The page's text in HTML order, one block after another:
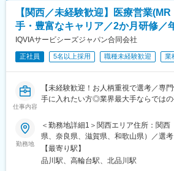
変更の範囲：会社の定める業務
配属後は担当マネージャーが丁寧に支
みや、キャリア形成の相談等、伴走者と
す。また知識・スキルレベルを上げる
しています。
（3）明確な評価制度
手当もアップします。つまり、やりが
る報酬制度になっています。
入社後は希望や経験に応じたプロジェ
ロジェクトが気に入り、メーカーから
ーカーに転籍することも可能です。オ
としても、別のプロジェクトにチャレ
もできます。また、定期的な面談を通じ
【関西／未経験歓迎】医療営業
手・豊富なキャリア／2か月研修／
IQVIAサービシーズジャパン合同会社
正社員 5名以上採用 職種未経験歓迎 業
仕事内容
【未経験歓迎！お人柄重視で選考／専
手に入れたい方◎業界最大手ならでは
パス豊富】
＼そもそも「MR」とは？／
「医薬情報提供者」と呼ばれる専門資
職です。IQVIAのお客様である国内医薬
勤務地
＜勤務地詳細1＞関西エリア住所：関
県、奈良県、滋賀県、和歌山県）／選
動喫煙対策：その他（主要勤務地は屋
規則に準ずる）＜勤務地詳細2＞本社住
【最寄り駅】
品川駅、高輪台駅、北品川駅